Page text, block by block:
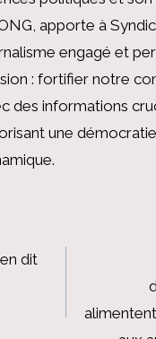
apporte à
engagé et
: fortifier notre
des informations
une
dit